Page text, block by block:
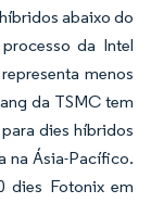
abaixo do
da Intel
menos
da TSMC tem
dies híbridos
na Ásia-Pacífico.
dies Fotonix em